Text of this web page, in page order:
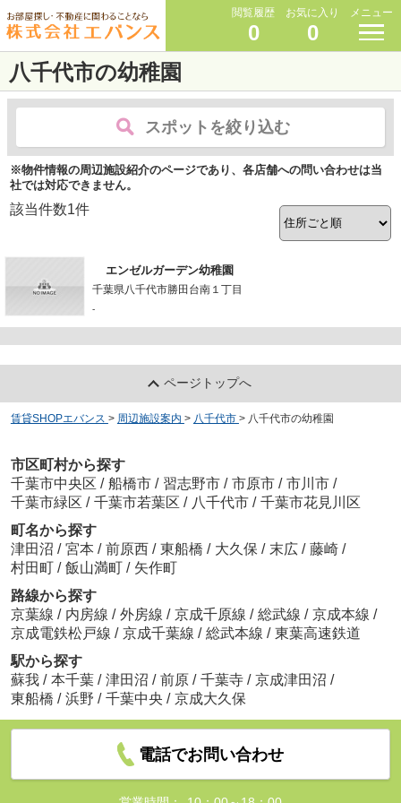
閲覧履歴
0
お気に入り
0
メニュー
八千代市の幼稚園
スポットを絞り込む
※物件情報の周辺施設紹介のページであり、各店舗への問い合わせは当
社では対応できません。
該当件数1件
エンゼルガーデン幼稚園
千葉県八千代市勝田台南１丁目
-
ページトップへ
賃貸SHOPエバンス > 周辺施設案内 > 八千代市 > 八千代市の幼稚園
市区町村から探す
千葉市中央区 / 船橋市 / 習志野市 / 市原市 / 市川市 /
千葉市緑区 / 千葉市若葉区 / 八千代市 / 千葉市花見川区
町名から探す
津田沼 / 宮本 / 前原西 / 東船橋 / 大久保 / 末広 / 藤崎 /
村田町 / 飯山満町 / 矢作町
路線から探す
京葉線 / 内房線 / 外房線 / 京成千原線 / 総武線 / 京成本線 /
京成電鉄松戸線 / 京成千葉線 / 総武本線 / 東葉高速鉄道
駅から探す
蘇我 / 本千葉 / 津田沼 / 前原 / 千葉寺 / 京成津田沼 /
東船橋 / 浜野 / 千葉中央 / 京成大久保
電話でお問い合わせ